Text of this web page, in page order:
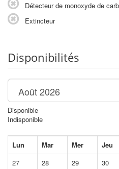
Détecteur de monoxyde de
Extincteur
Disponibilités
Disponible
Indisponible
Lun Mar Mer Jeu
27
28 29 30